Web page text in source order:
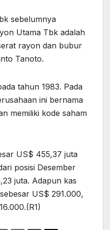
sebelumnya
Utama Tbk adalah
rayon dan bubur
Tanoto.
tahun 1983. Pada
ini bernama
memiliki kode saham
US$ 455,37 juta
posisi Desember
juta. Adapun kas
US$ 291.000,